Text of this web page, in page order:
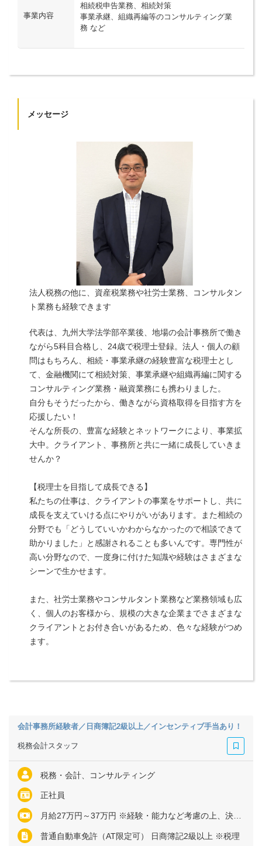
事業内容
相続税申告業務、相続対策
事業承継、組織再編等のコンサルティング業
務 など
メッセージ
法人税務の他に、資産税業務や社労士業務、コンサルタン
ト業務も経験できます
代表は、九州大学法学部卒業後、地場の会計事務所で働き
ながら5科目合格し、24歳で税理士登録。法人・個人の顧
問はもちろん、相続・事業承継の経験豊富な税理士とし
て、金融機関にて相続対策、事業承継や組織再編に関する
コンサルティング業務・融資業務にも携わりました。
自分もそうだったから、働きながら資格取得を目指す方を
応援したい！
そんな所長の、豊富な経験とネットワークにより、事業拡
大中。クライアント、事務所と共に一緒に成長していきま
せんか？
【税理士を目指して成長できる】
私たちの仕事は、クライアントの事業をサポートし、共に
成長を支えていける点にやりがいがあります。また相続の
分野でも「どうしていいかわからなかったので相談できて
助かりました」と感謝されることも多いんです。専門性が
高い分野なので、一度身に付けた知識や経験はさまざまな
シーンで生かせます。
また、社労士業務やコンサルタント業務など業務領域も広
く、個人のお客様から、規模の大きな企業までさまざまな
クライアントとお付き合いがあるため、色々な経験がつめ
ます。
会計事務所経験者／日商簿記2級以上／インセンティブ手当あり！
税務会計スタッフ
税務・会計、コンサルティング
正社員
月給27万円～37万円 ※経験・能力など考慮の上、決定いたします ※残業代は全額支給
普通自動車免許（AT限定可） 日商簿記2級以上 ※税理